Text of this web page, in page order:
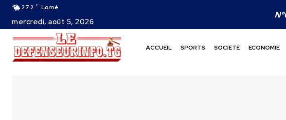
27.2 C Lomé
mercredi, août 5, 2026
ACCUEIL SPORTS SOCIÉTÉ ECONOMIE